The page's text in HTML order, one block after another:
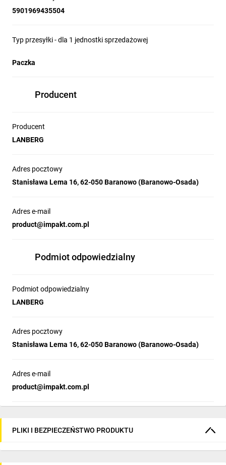
5901969435504
Typ przesyłki - dla 1 jednostki sprzedażowej
Paczka
Producent
Producent
LANBERG
Adres pocztowy
Stanisława Lema 16, 62-050 Baranowo (Baranowo-Osada)
Adres e-mail
product@impakt.com.pl
Podmiot odpowiedzialny
Podmiot odpowiedzialny
LANBERG
Adres pocztowy
Stanisława Lema 16, 62-050 Baranowo (Baranowo-Osada)
Adres e-mail
product@impakt.com.pl
PLIKI I BEZPIECZEŃSTWO PRODUKTU